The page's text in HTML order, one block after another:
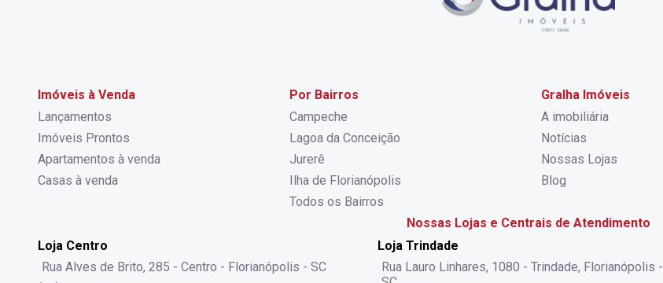
Imóveis à Venda
Lançamentos
Imóveis Prontos
Apartamentos à venda
Casas à venda
Por Bairros
Campeche
Lagoa da Conceição
Jurerê
Ilha de Florianópolis
Todos os Bairros
Gralha Imóveis
A imobiliária
Notícias
Nossas Lojas
Blog
Nossas Lojas e Centrais de Atendimento
Loja Centro
Rua Alves de Brito, 285 - Centro - Florianópolis - SC
Loja Trindade
Rua Lauro Linhares, 1080 - Trindade, Florianópolis -